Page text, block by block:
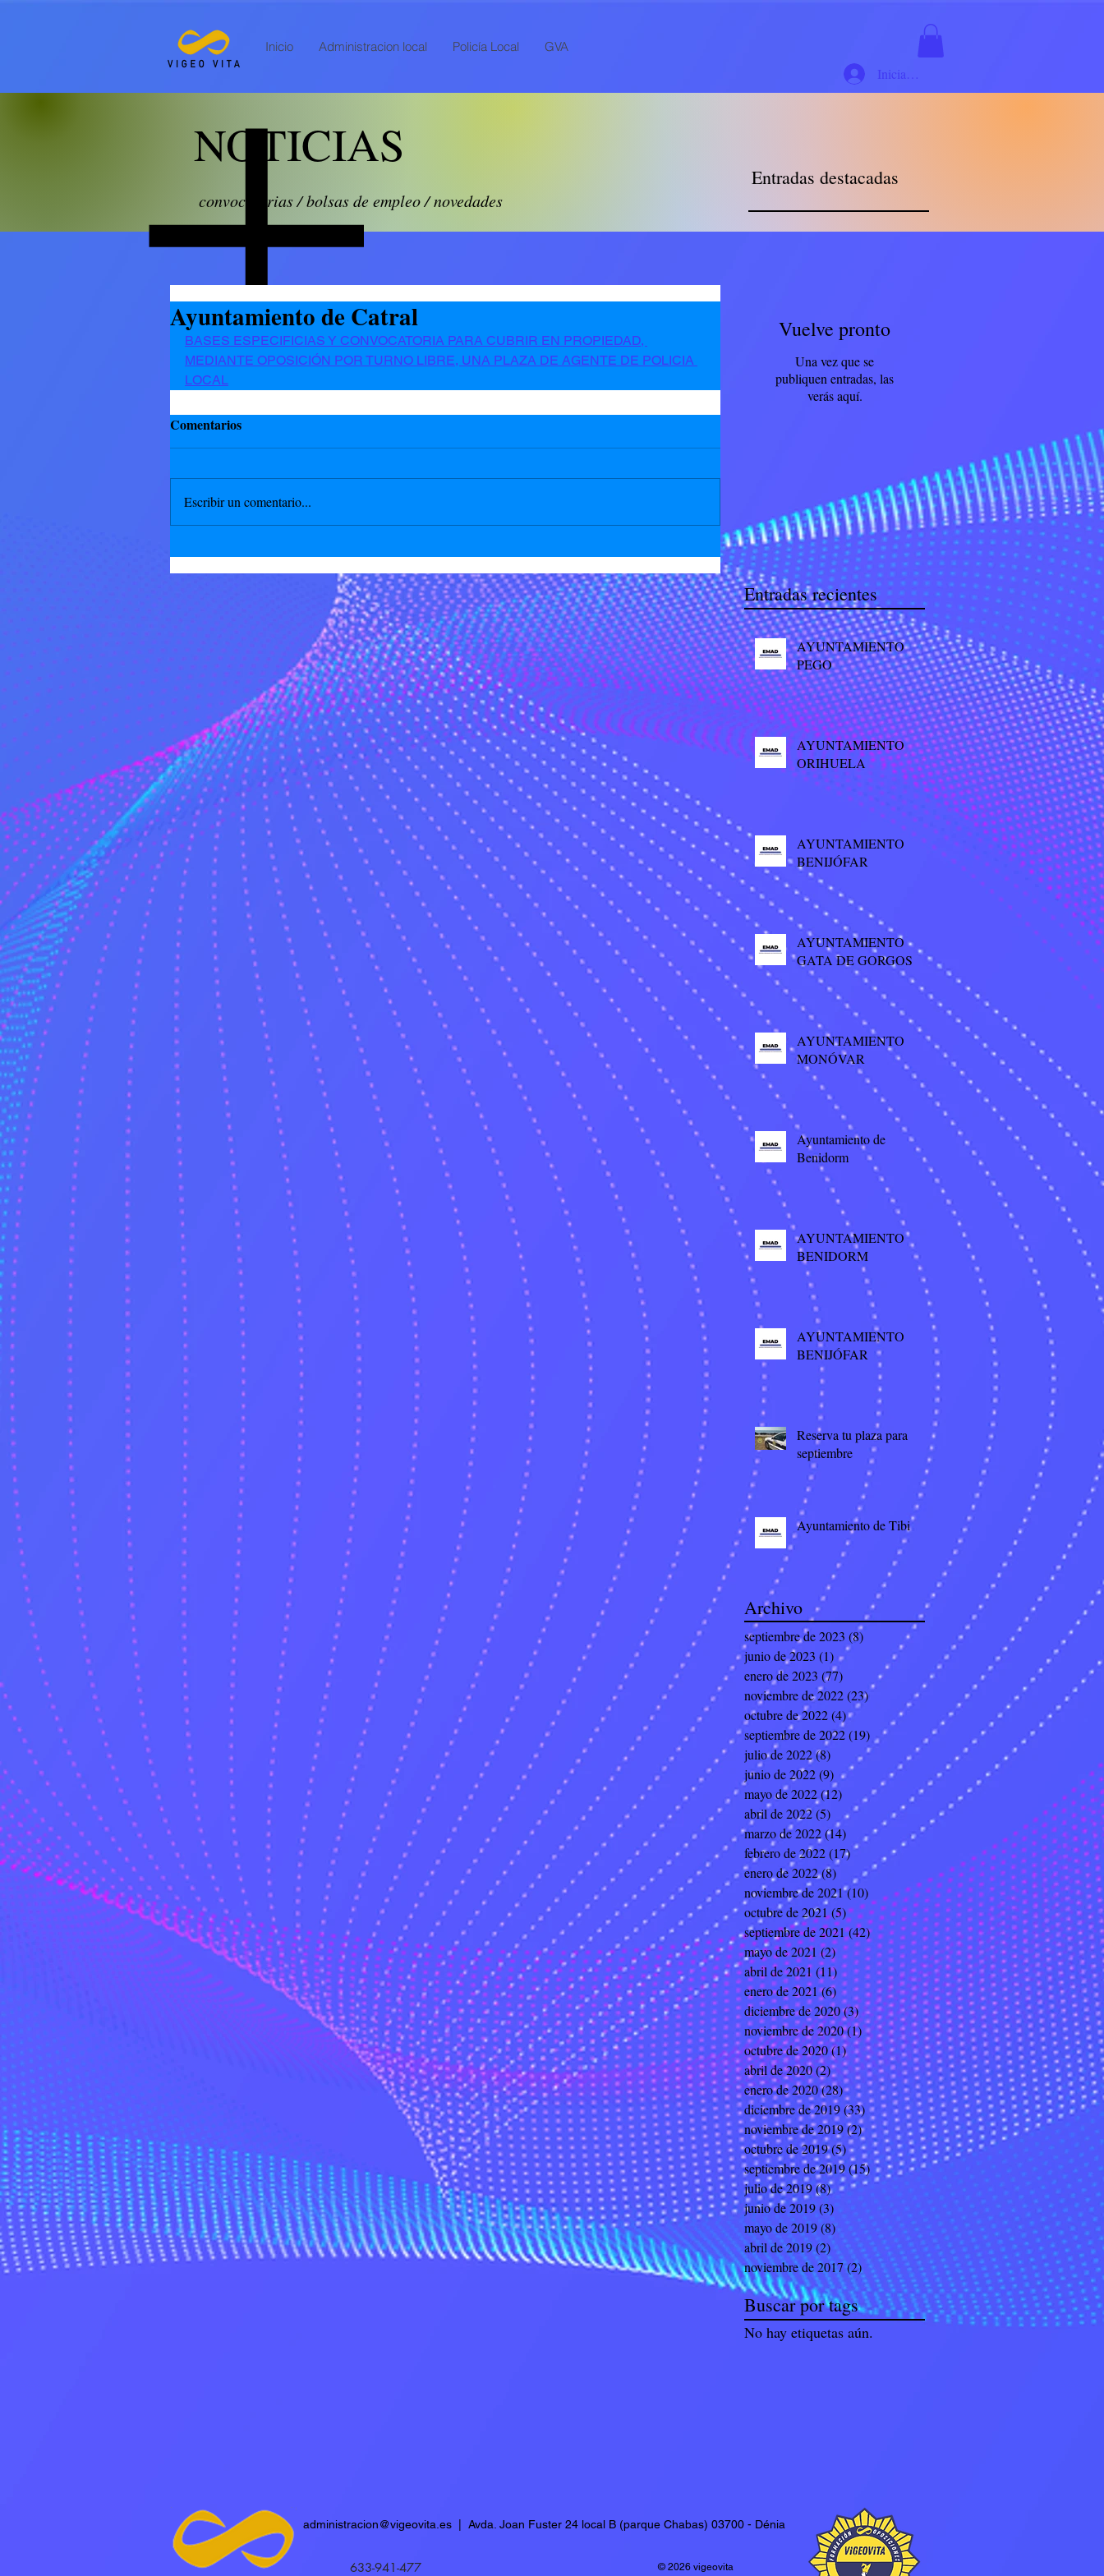
Inicio Administracion local Policía Local GVA
Iniciar sesión
NOTICIAS
Entradas destacadas
convocatorias / bolsas de empleo / novedades
Ayuntamiento de Catral
BASES ESPECIFICIAS Y CONVOCATORIA PARA CUBRIR EN PROPIEDAD,
MEDIANTE OPOSICIÓN POR TURNO LIBRE, UNA PLAZA DE AGENTE DE POLICIA
LOCAL
Comentarios
Escribir un comentario...
Vuelve pronto
Una vez que se
publiquen entradas, las
verás aquí.
Entradas recientes
AYUNTAMIENTO
PEGO
AYUNTAMIENTO
ORIHUELA
AYUNTAMIENTO
BENIJÓFAR
AYUNTAMIENTO
GATA DE GORGOS
AYUNTAMIENTO
MONÓVAR
Ayuntamiento de
Benidorm
AYUNTAMIENTO
BENIDORM
AYUNTAMIENTO
BENIJÓFAR
Reserva tu plaza para
septiembre
Ayuntamiento de Tibi
Archivo
septiembre de 2023 (8) 8 entradas
junio de 2023 (1) 1 entrada
enero de 2023 (77) 77 entradas
noviembre de 2022(23)23 entradas
octubre de 2022(4)4 entradas
septiembre de 2022(19) 19 entradas
julio de 2022(8) 8 entradas
junio de 2022(9) 9 entradas
mayo de 2022(12) 12 entradas
abril de 2022(5) 5 entradas
marzo de 2022(14) 14 entradas
febrero de 2022(17)17 entradas
enero de 2022(8) 8 entradas
noviembre de 2021(10) 10 entradas
octubre de 2021(5)5 entradas
septiembre de 2021(42)42 entradas
mayo de 2021 (2)2 entradas
abril de 2021(11) 11 entradas
enero de 2021 (6) 6 entradas
diciembre de 2020(3)3 entradas
noviembre de 2020(1)1 entrada
octubre de 2020(1)1 entrada
abril de 2020(2)2 entradas
enero de 2020(28)28 entradas
diciembre de 2019(33) 33 entradas
noviembre de 2019(2)2 entradas
octubre de 2019(5)5 entradas
septiembre de 2019(15) 15 entradas
julio de 2019(8)8 entradas
junio de 2019(3) 3 entradas
mayo de 2019(8)8 entradas
abril de 2019(2)2 entradas
noviembre de 2017(2)2 entradas
Buscar por tags
No hay etiquetas aún.
administracion@vigeovita.es| Avda. Joan Fuster 24 local B (parque Chabas) 03700 - Dénia
© 2026 vigeovita
633-941-477